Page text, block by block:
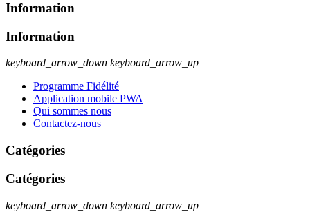
Information
Information
keyboard_arrow_down keyboard_arrow_up
Programme Fidélité
Application mobile PWA
Qui sommes nous
Contactez-nous
Catégories
Catégories
keyboard_arrow_down keyboard_arrow_up